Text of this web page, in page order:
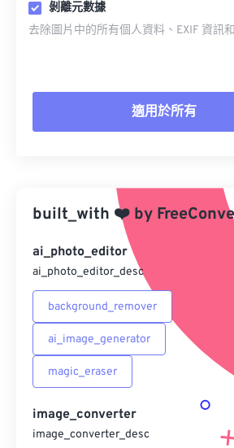
剝離元數據
去除圖片中的所有個人資料、EXIF 資訊
適用於所有
另存為預設
built_with ❤️ by
ai_photo_editor
ai_photo_editor_desc
background_remover
ai_image_generator
magic_eraser
image_converter
image_converter_desc